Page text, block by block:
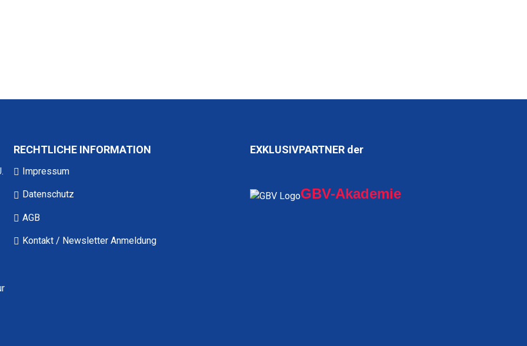
RECHTLICHE INFORMATION
Impressum
Datenschutz
AGB
Kontakt / Newsletter Anmeldung
EXKLUSIVPARTNER der
GBV-Akademie